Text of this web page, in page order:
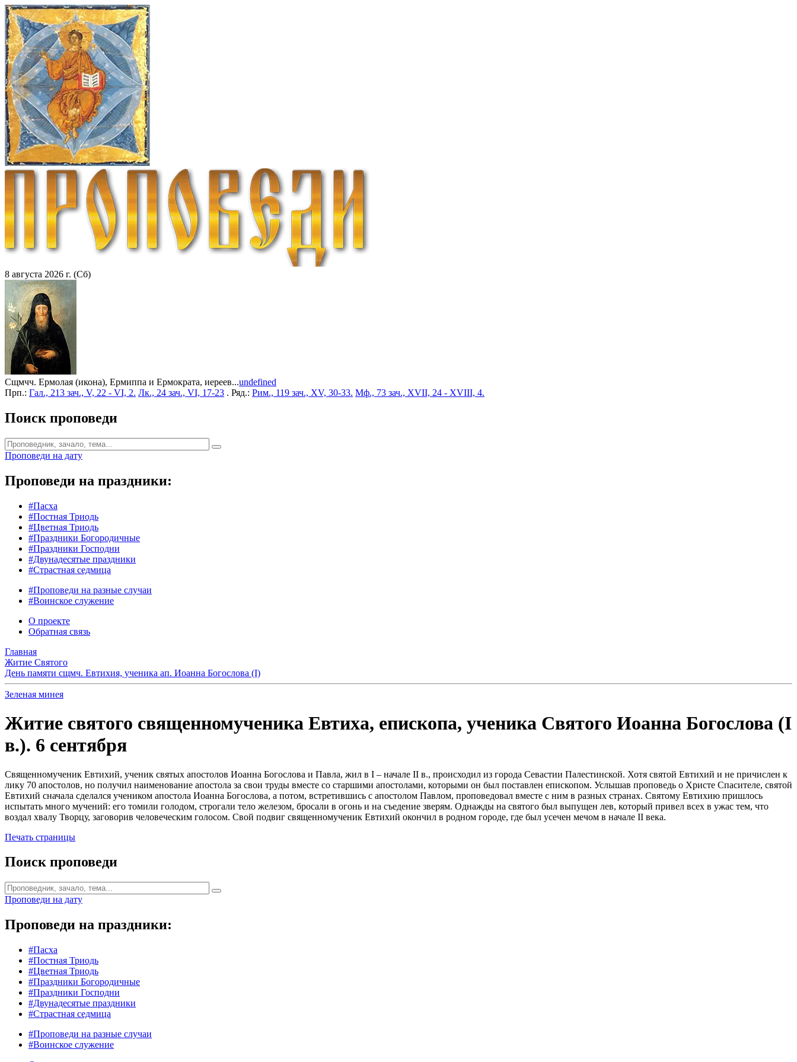
8 августа 2026 г. (Сб)
Сщмчч. Ермолая (икона), Ермиппа и Ермократа, иереев...undefined
Прп.: Гал., 213 зач., V, 22 - VI, 2. Лк., 24 зач., VI, 17-23 . Ряд.: Рим., 119 зач., XV, 30-33. Мф., 73 зач., XVII, 24 - XVIII, 4.
Поиск проповеди
Проповеди на дату
Проповеди на праздники:
#Пасха
#Постная Триодь
#Цветная Триодь
#Праздники Богородичные
#Праздники Господни
#Двунадесятые праздники
#Страстная седмица
#Проповеди на разные случаи
#Воинское служение
О проекте
Обратная связь
Главная
Житие Святого
День памяти сщмч. Евтихия, ученика ап. Иоанна Богослова (I)
Зеленая минея
Житие святого священномученика Евтиха, епископа, ученика Святого Иоанна Богослова (I
в.). 6 сентября
Священномученик Евтихий, ученик святых апостолов Иоанна Богослова и Павла, жил в I – начале II в., происходил из города Севастии Палестинской. Хотя святой Евтихий и не причислен к
лику 70 апостолов, но получил наименование апостола за свои труды вместе со старшими апостолами, которыми он был поставлен епископом. Услышав проповедь о Христе Спасителе, святой
Евтихий сначала сделался учеником апостола Иоанна Богослова, а потом, встретившись с апостолом Павлом, проповедовал вместе с ним в разных странах. Святому Евтихию пришлось
испытать много мучений: его томили голодом, строгали тело железом, бросали в огонь и на съедение зверям. Однажды на святого был выпущен лев, который привел всех в ужас тем, что
воздал хвалу Творцу, заговорив человеческим голосом. Свой подвиг священномученик Евтихий окончил в родном городе, где был усечен мечом в начале II века.
Печать страницы
Поиск проповеди
Проповеди на дату
Проповеди на праздники:
#Пасха
#Постная Триодь
#Цветная Триодь
#Праздники Богородичные
#Праздники Господни
#Двунадесятые праздники
#Страстная седмица
#Проповеди на разные случаи
#Воинское служение